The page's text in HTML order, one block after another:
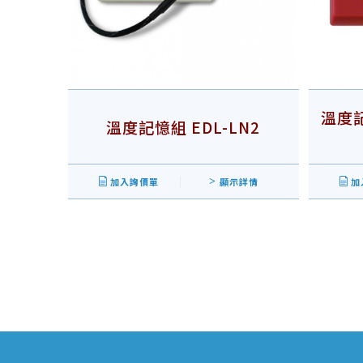
溫度記憶組 EDL-LN2
加入詢價單 顯示詳情
溫度
加